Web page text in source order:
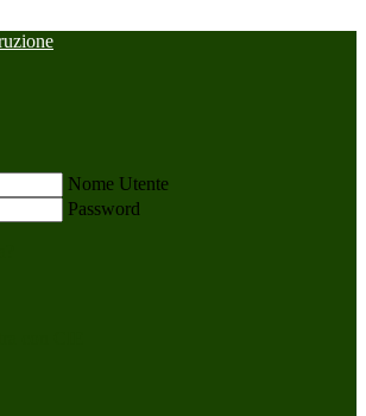
Nome Utente
Password